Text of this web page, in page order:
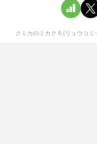
クミカのミカク 6 (リュウコミ